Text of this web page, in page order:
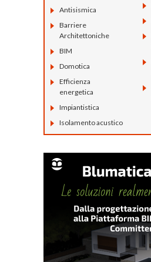
Antisismica
Barriere
Architettoniche
BIM
Domotica
Efficienza
energetica
Impiantistica
Isolamento acustico